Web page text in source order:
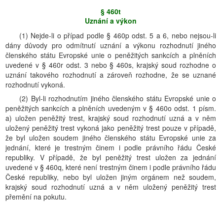
§ 460t
Uznání a výkon
(1) Nejde-li o případ podle § 460p odst. 5 a 6, nebo nejsou-li
dány důvody pro odmítnutí uznání a výkonu rozhodnutí jiného
členského státu Evropské unie o peněžitých sankcích a plněních
uvedené v § 460r odst. 3 nebo § 460s, krajský soud rozhodne o
uznání takového rozhodnutí a zároveň rozhodne, že se uznané
rozhodnutí vykoná.
(2) Byl-li rozhodnutím jiného členského státu Evropské unie o
peněžitých sankcích a plněních uvedeným v § 460o odst. 1 písm.
a) uložen peněžitý trest, krajský soud rozhodnutí uzná a v něm
uložený peněžitý trest vykoná jako peněžitý trest pouze v případě,
že byl uložen soudem jiného členského státu Evropské unie za
jednání, které je trestným činem i podle právního řádu České
republiky. V případě, že byl peněžitý trest uložen za jednání
uvedené v § 460q, které není trestným činem i podle právního řádu
České republiky, nebo byl uložen jiným orgánem než soudem,
krajský soud rozhodnutí uzná a v něm uložený peněžitý trest
přemění na pokutu.